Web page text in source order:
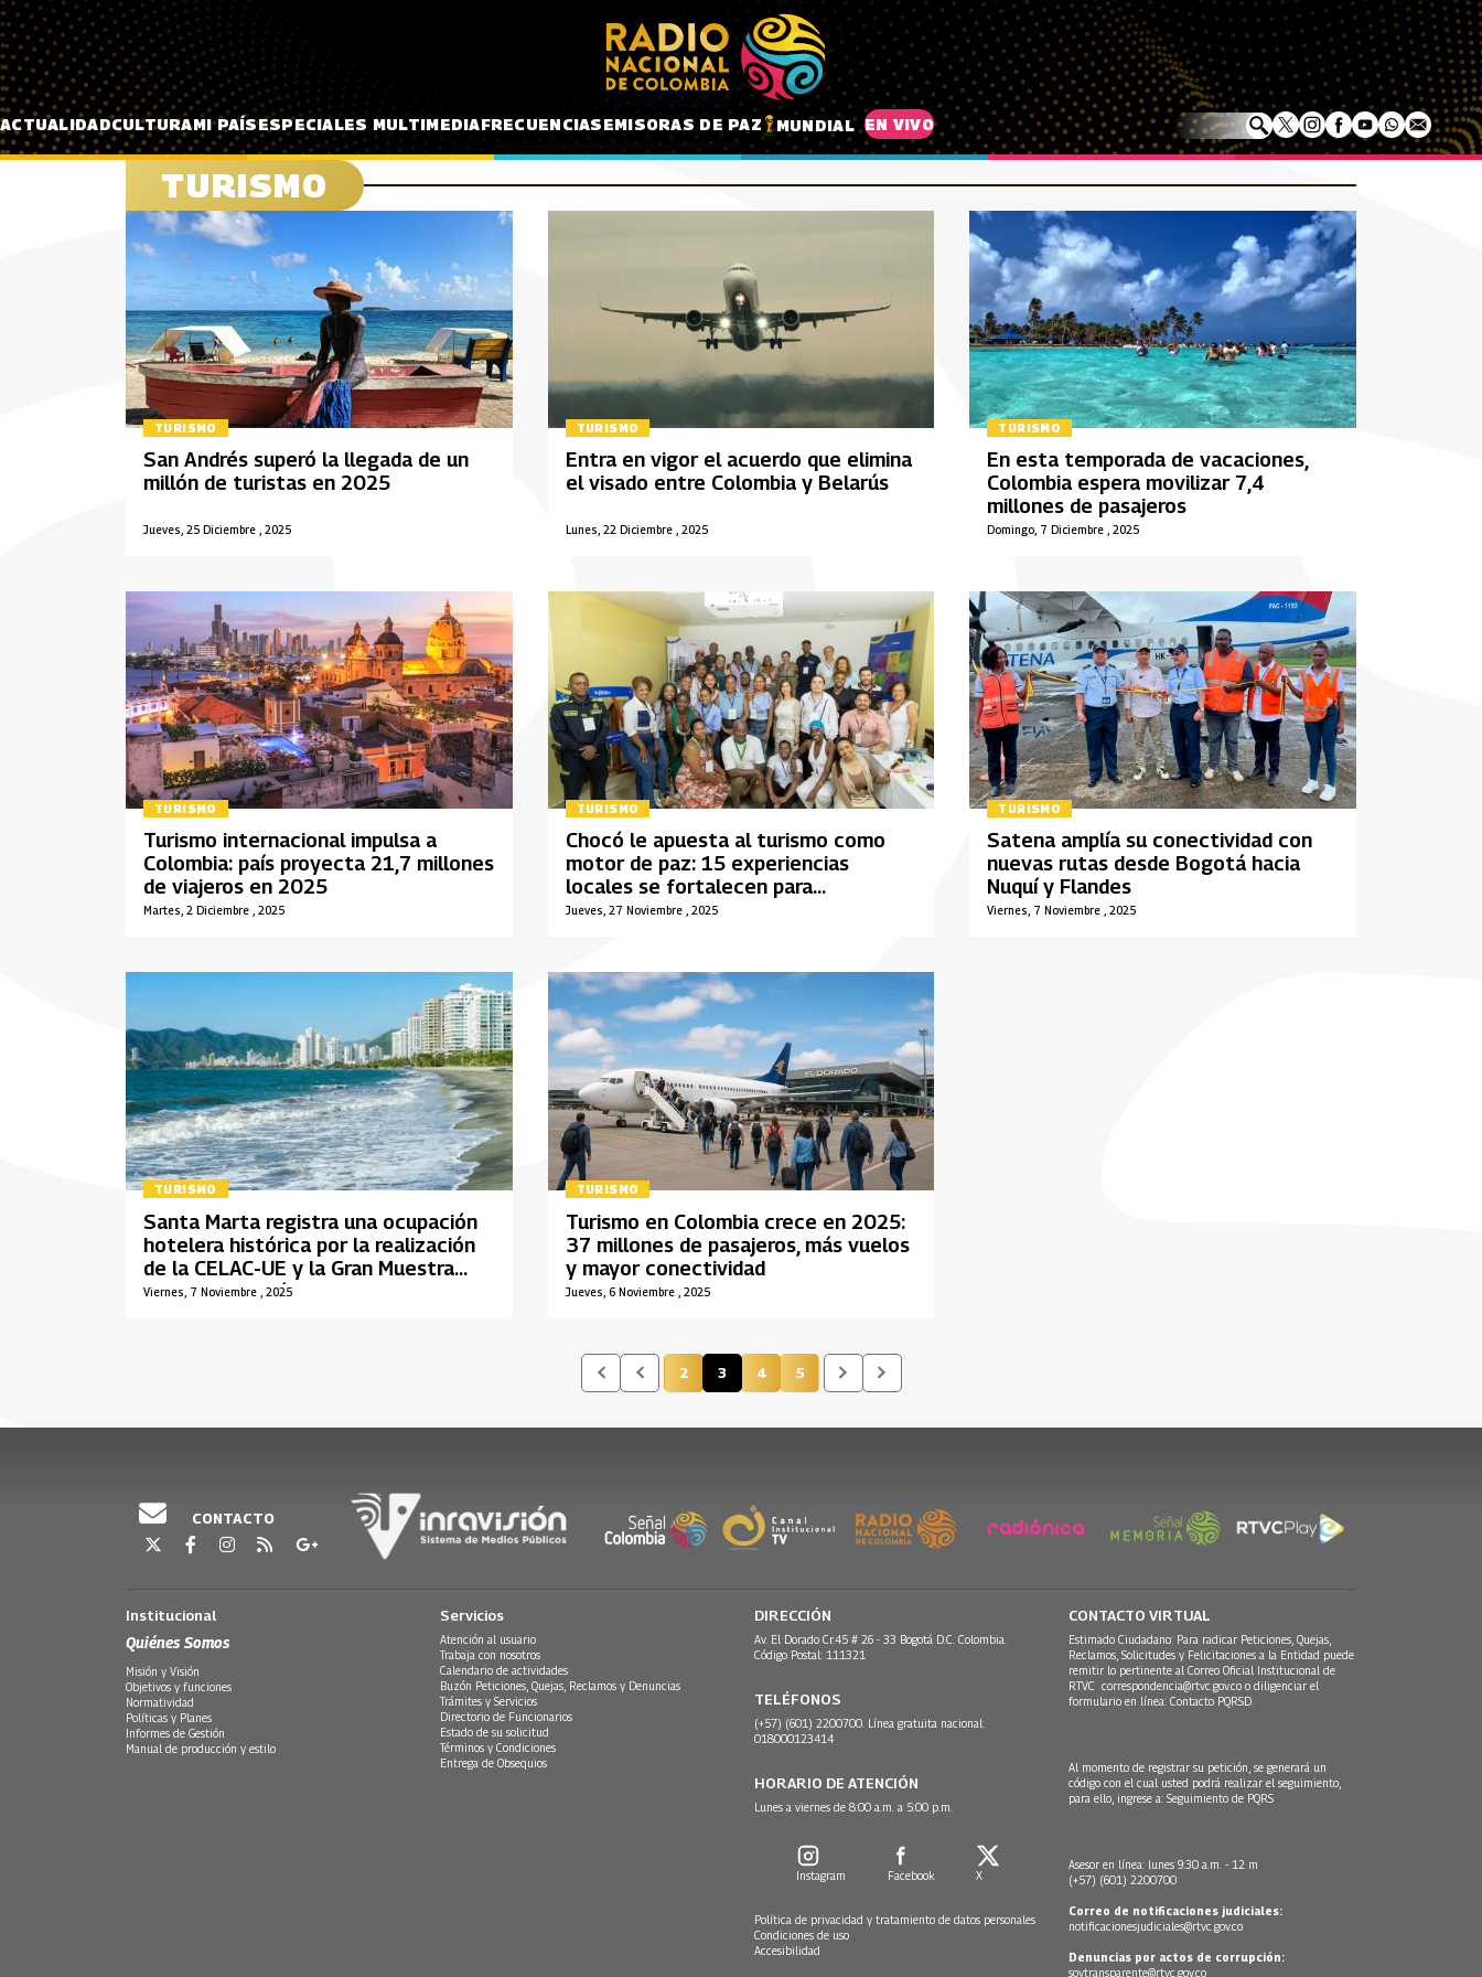
Pasar al contenido principal
ACTUALIDADCULTURAMI PAÍSESPECIALES MULTIMEDIAFRECUENCIASEMISORAS DE PAZ MUNDIAL EN VIVO
TURISMO
TURISMO
Jueves, 25 Diciembre , 2025
San Andrés superó la llegada de un
millón de turistas en 2025
TURISMO
Lunes, 22 Diciembre , 2025
Entra en vigor el acuerdo que elimina
el visado entre Colombia y Belarús
TURISMO
Domingo, 7 Diciembre , 2025
En esta temporada de vacaciones,
Colombia espera movilizar 7,4
millones de pasajeros
TURISMO
Martes, 2 Diciembre , 2025
Turismo internacional impulsa a
Colombia: país proyecta 21,7 millones
de viajeros en 2025
TURISMO
Jueves, 27 Noviembre , 2025
Chocó le apuesta al turismo como
motor de paz: 15 experiencias
locales se fortalecen para
conquistar el mercado nacional e
TURISMO
Viernes, 7 Noviembre , 2025
Satena amplía su conectividad con
nuevas rutas desde Bogotá hacia
Nuquí y Flandes
TURISMO
Viernes, 7 Noviembre , 2025
Santa Marta registra una ocupación
hotelera histórica por la realización
de la CELAC-UE y la Gran Muestra
Cultural del País de la Belleza
TURISMO
Jueves, 6 Noviembre , 2025
Turismo en Colombia crece en 2025:
37 millones de pasajeros, más vuelos
y mayor conectividad
Página
2 Página actual
3 Página
4 Página
5
CONTACTO
Institucional
Quiénes Somos
Misión y Visión
Objetivos y funciones
Normatividad
Políticas y Planes
Informes de Gestión
Manual de producción y estilo
Servicios
Atención al usuario
Trabaja con nosotros
Calendario de actividades
Buzón Peticiones, Quejas, Reclamos y Denuncias
Trámites y Servicios
Directorio de Funcionarios
Estado de su solicitud
Términos y Condiciones
Entrega de Obsequios
DIRECCIÓN
Av. El Dorado Cr.45 # 26 - 33 Bogotá D.C. Colombia.
Código Postal: 111321
TELÉFONOS
(+57) (601) 2200700. Línea gratuita nacional:
018000123414
HORARIO DE ATENCIÓN
Lunes a viernes de 8:00 a.m. a 5:00 p.m.
Instagram Facebook X
Política de privacidad y tratamiento de datos personales
Condiciones de uso
Accesibilidad
CONTACTO VIRTUAL
Estimado Ciudadano: Para radicar Peticiones, Quejas,
Reclamos, Solicitudes y Felicitaciones a la Entidad puede
remitir lo pertinente al Correo Oficial Institucional de
RTVC correspondencia@rtvc.gov.co o diligenciar el
formulario en línea: Contacto PQRSD.
Al momento de registrar su petición, se generará un
código con el cual usted podrá realizar el seguimiento,
para ello, ingrese a: Seguimiento de PQRS
Asesor en línea: lunes 9:30 a.m. - 12 m
(+57) (601) 2200700
Correo de notificaciones judiciales:
notificacionesjudiciales@rtvc.gov.co
Denuncias por actos de corrupción:
soytransparente@rtvc.gov.co